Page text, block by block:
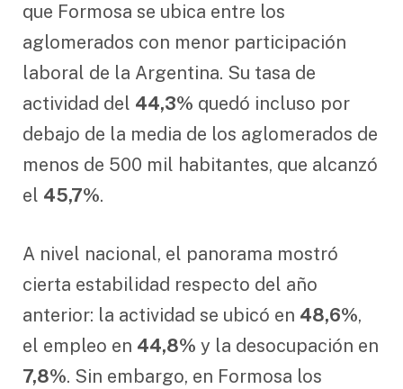
que Formosa se ubica entre los
aglomerados con menor participación
laboral de la Argentina. Su tasa de
actividad del 44,3% quedó incluso por
debajo de la media de los aglomerados de
menos de 500 mil habitantes, que alcanzó
el 45,7%.
A nivel nacional, el panorama mostró
cierta estabilidad respecto del año
anterior: la actividad se ubicó en 48,6%,
el empleo en 44,8% y la desocupación en
7,8%. Sin embargo, en Formosa los